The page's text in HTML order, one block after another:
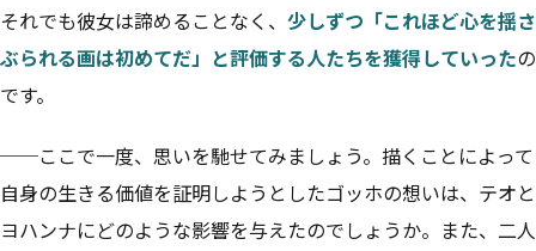
それでも彼女は諦めることなく、 少しずつ「これほど心を揺さ
ぶられる画は初めてだ」と評価する人たちを獲得していったの
です。
──ここで一度、思いを馳せてみましょう。描くことによって
自身の生きる価値を証明しようとしたゴッホの想いは、テオと
ヨハンナにどのような影響を与えたのでしょうか。また、二人